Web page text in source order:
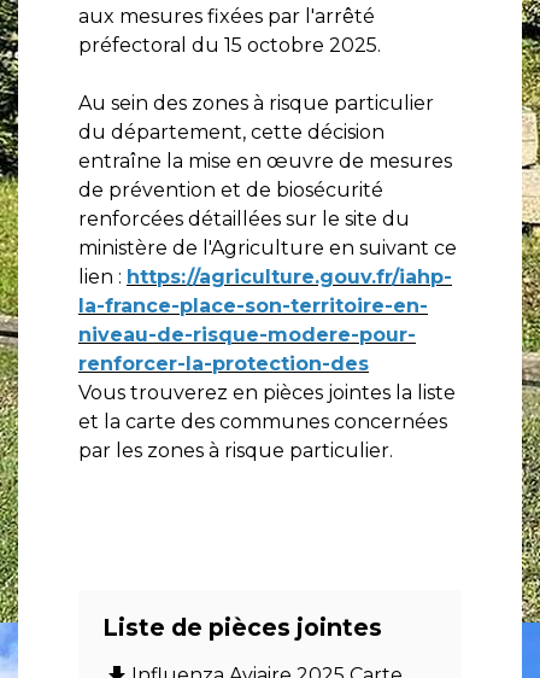
aux mesures fixées par l'arrêté
préfectoral du 15 octobre 2025.
Au sein des zones à risque particulier
du département, cette décision
entraîne la mise en œuvre de mesures
de prévention et de biosécurité
renforcées détaillées sur le site du
ministère de l'Agriculture en suivant ce
lien : https://agriculture.gouv.fr/iahp-
la-france-place-son-territoire-en-
niveau-de-risque-modere-pour-
renforcer-la-protection-des
Vous trouverez en pièces jointes la liste
et la carte des communes concernées
par les zones à risque particulier.
Liste de pièces jointes